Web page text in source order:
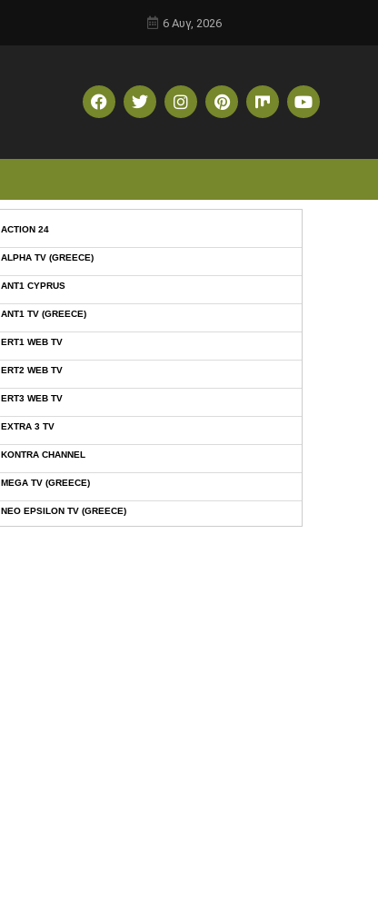
6 Αυγ, 2026
ACTION 24
ALPHA TV (GREECE)
ANT1 CYPRUS
ANT1 TV (GREECE)
ERT1 WEB TV
ERT2 WEB TV
ERT3 WEB TV
EXTRA 3 TV
KONTRA CHANNEL
MEGA TV (GREECE)
NEO EPSILON TV (GREECE)